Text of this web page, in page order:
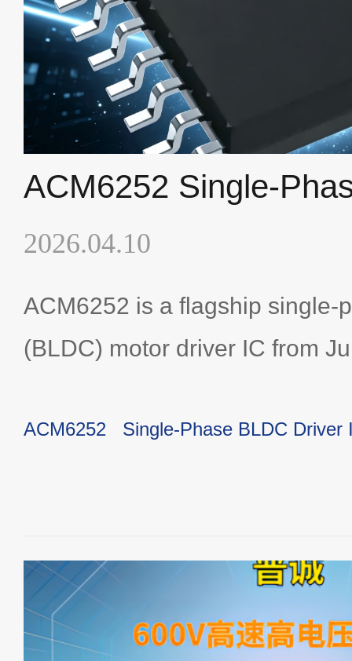
2026.04.10
ACM6252 is a flagship single-
(BLDC) motor driver IC from
external single Hall sensor
noise, high-efficiency motor
fans and water pumps.
ACM6252 Single-Phase BLDC Driver